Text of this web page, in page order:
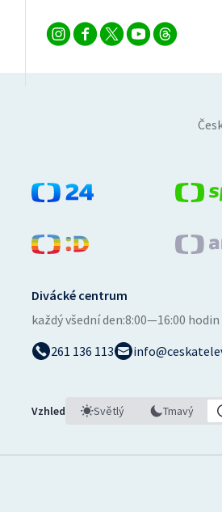
Divácké centrum
každý všední den:8:00—16:00 hodin
261 136 113
Vzhled Světlý Tmavý